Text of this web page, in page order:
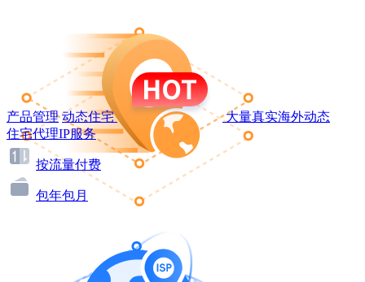
产品管理 动态住宅
大量真实海外动态
住宅代理IP服务
按流量付费
包年包月